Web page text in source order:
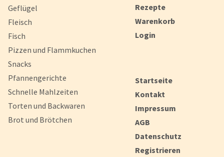
Geflügel
Fleisch
Fisch
Pizzen und Flammkuchen
Snacks
Pfannengerichte
Schnelle Mahlzeiten
Torten und Backwaren
Brot und Brötchen
Rezepte
Warenkorb
Login
Startseite
Kontakt
Impressum
AGB
Datenschutz
Registrieren